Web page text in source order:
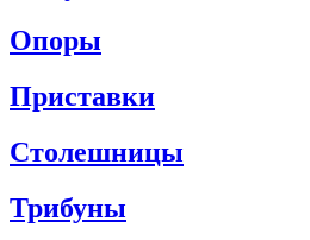
Опоры
Приставки
Столешницы
Трибуны